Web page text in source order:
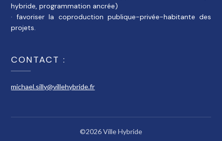
hybride, programmation ancrée)
· favoriser la coproduction publique-privée-habitante des
projets.
CONTACT :
michael.silly@villehybride.fr
©2026 Ville Hybride